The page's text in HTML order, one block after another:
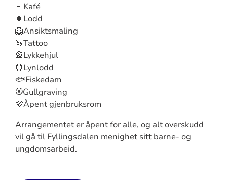
🥗Kafé
🍀Lodd
🦁Ansiktsmaling
🦄Tattoo
🎡Lykkehjul
⏰️Lynlodd
🐟Fiskedam
🏵Gullgraving
💜Åpent gjenbruksrom
Arrangementet er åpent for alle, og alt overskudd
vil gå til Fyllingsdalen menighet sitt barne- og
ungdomsarbeid.